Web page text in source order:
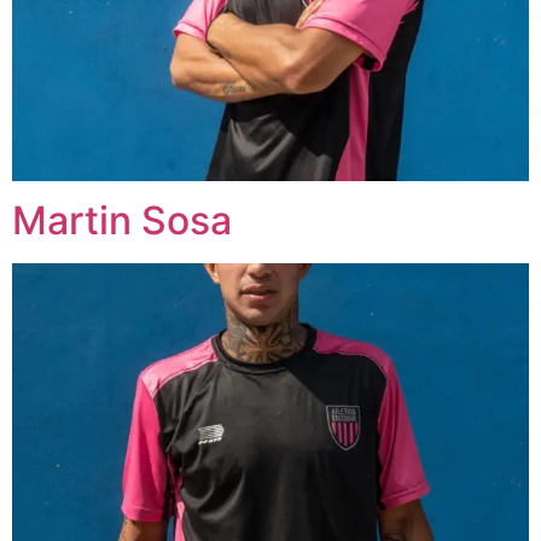
Martin Sosa